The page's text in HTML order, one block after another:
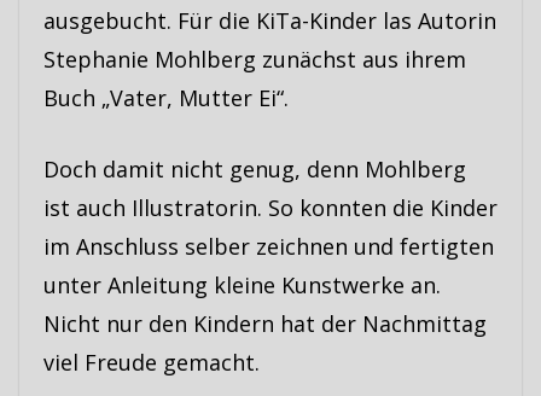
ausgebucht. Für die KiTa-Kinder las Autorin
Stephanie Mohlberg zunächst aus ihrem
Buch „Vater, Mutter Ei“.
Doch damit nicht genug, denn Mohlberg
ist auch Illustratorin. So konnten die Kinder
im Anschluss selber zeichnen und fertigten
unter Anleitung kleine Kunstwerke an.
Nicht nur den Kindern hat der Nachmittag
viel Freude gemacht.